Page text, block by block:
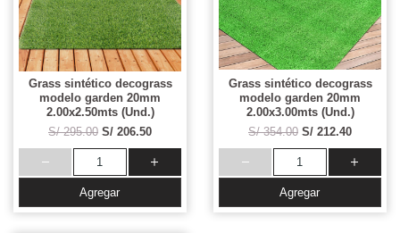
Grass sintético decograss
modelo garden 20mm
2.00x2.50mts (Und.)
S/ 295.00 S/ 206.50
Agregar
Grass sintético decograss
modelo garden 20mm
2.00x3.00mts (Und.)
S/ 354.00 S/ 212.40
Agregar